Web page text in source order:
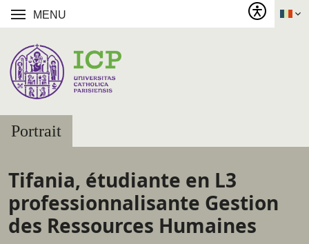
MENU
Portrait
Tifania, étudiante en L3
professionnalisante Gestion
des Ressources Humaines